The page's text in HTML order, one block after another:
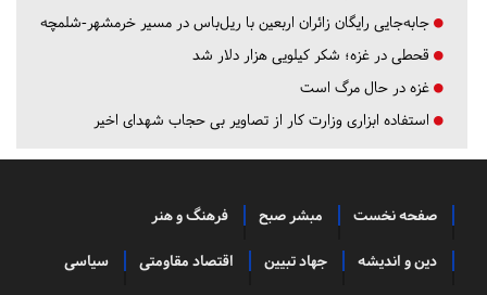
جابه‌جایی رایگان زائران اربعین با ریل‌باس در مسیر خرمشهر-شلمچه
قحطی در غزه؛ شکر کیلویی هزار دلار شد
غزه در حال مرگ است
استفاده ابزاری وزارت کار از تصاویر بی حجاب شهدای اخیر
صفحه نخست مبشر صبح فرهنگ و هنر
دین و اندیشه جهاد تبیین اقتصاد مقاومتی سیاسی